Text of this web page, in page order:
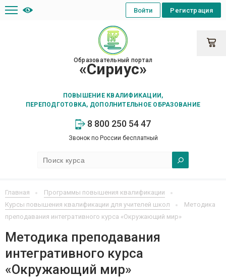
Образовательный портал
«Сириус»
ПОВЫШЕНИЕ КВАЛИФИКАЦИИ,
ПЕРЕПОДГОТОВКА, ДОПОЛНИТЕЛЬНОЕ ОБРАЗОВАНИЕ
8 800 250 54 47
Звонок по России бесплатный
Регистрация
Войти
Главная
Программы повышения квалификации
Курсы повышения квалификации для учителей школ
Методика
преподавания интегративного курса «Окружающий мир»
Методика преподавания
интегративного курса
«Окружающий мир»